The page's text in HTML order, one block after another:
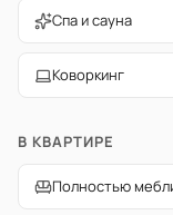
Спа и сауна
Коворкинг
В КВАРТИРЕ
Полностью